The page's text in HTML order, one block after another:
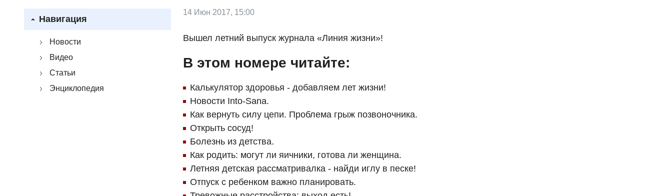
Навигация
Новости
Видео
Статьи
Энциклопедия
14 Июн 2017, 15:00
Вышел летний выпуск журнала «Линия жизни»!
В этом номере читайте:
Калькулятор здоровья - добавляем лет жизни!
Новости Into-Sana.
Как вернуть силу цепи. Проблема грыж позвоночника.
Открыть сосуд!
Болезнь из детства.
Как родить: могут ли яичники, готова ли женщина.
Летняя детская рассматривалка - найди иглу в песке!
Отпуск с ребенком важно планировать.